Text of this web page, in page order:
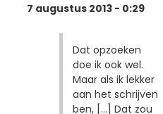
7 augustus 2013 - 0:29
Dat opzoeken
doe ik ook wel.
Maar als ik lekker
aan het schrijven
ben, [...] Dat zou